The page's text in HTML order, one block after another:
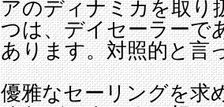
アのディナミカを取り
つは、デイセーラーで
あります。対照的と言
優雅なセーリングを求